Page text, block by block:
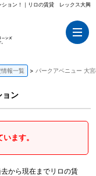
ション！｜リロの賃貸 レックス大興
報一覧 パークアベニュー 大
ン
ます。
から現在までリロの賃